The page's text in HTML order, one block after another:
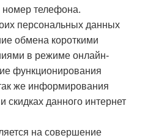
номер телефона.
персональных данных
обмена короткими
в режиме онлайн-
функционирования
же информирования
скидках данного интернет
на совершение